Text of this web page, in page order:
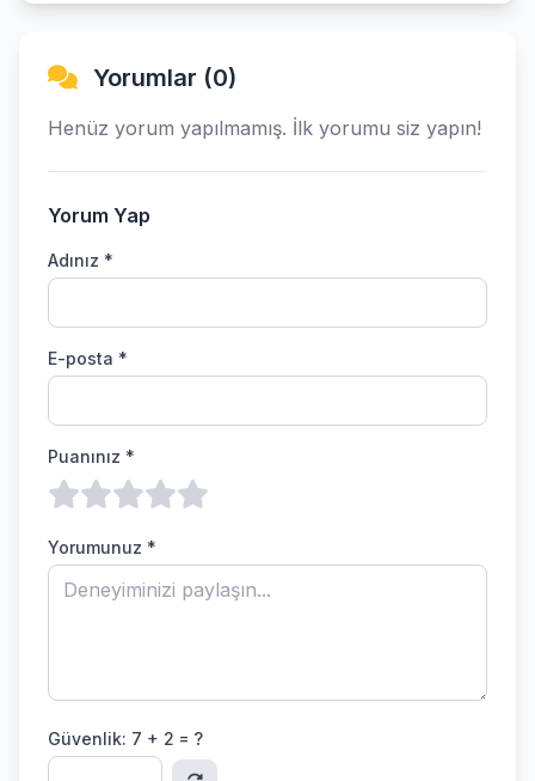
Yorumlar (0)
Henüz yorum yapılmamış. İlk yorumu siz yapın!
Yorum Yap
Adınız *
E-posta *
Puanınız *
Yorumunuz *
Güvenlik: 7 + 2 = ?